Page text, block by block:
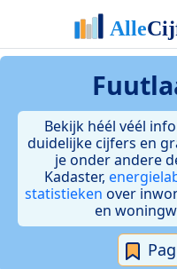
Bekijk héél véél
duidelijke cijfers en
je onder andere
Kadaster,
statistieken over
en